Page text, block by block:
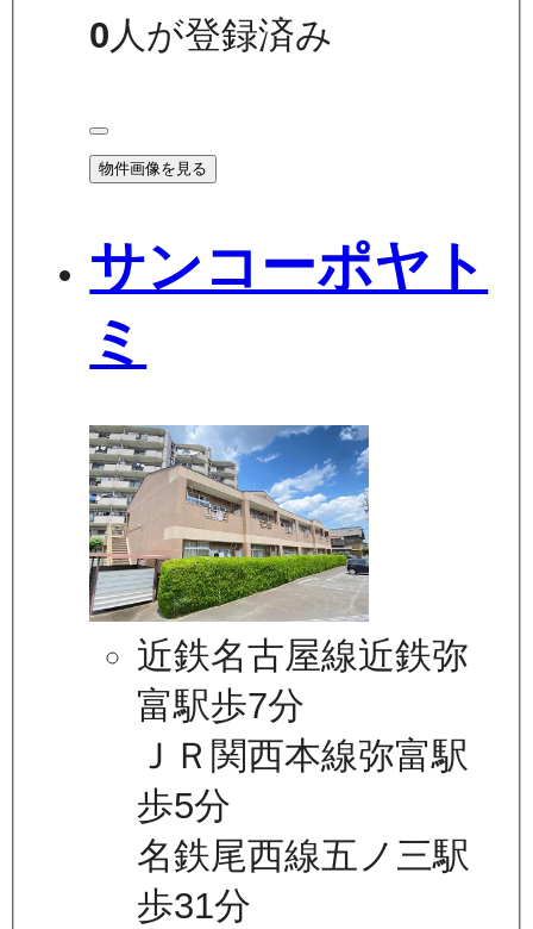
0 人が登録済み
物件画像を見る
サンコーポヤト
ミ
近鉄名古屋線近鉄弥
富駅歩7分
ＪＲ関西本線弥富駅
歩5分
名鉄尾西線五ノ三駅
歩31分